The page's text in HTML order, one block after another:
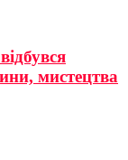
мистецтва